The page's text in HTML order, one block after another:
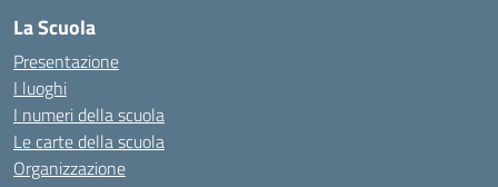
La Scuola
Presentazione
I luoghi
I numeri della scuola
Le carte della scuola
Organizzazione